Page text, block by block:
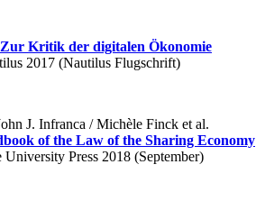
Kritik der digitalen Ökonomie
2017 (Nautilus Flugschrift)
J. Infranca / Michèle Finck et al.
of the Law of the Sharing Economy
Press 2018 (September)